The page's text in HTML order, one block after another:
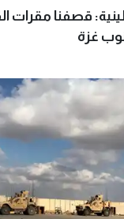
قصفنا مقرات
غزة